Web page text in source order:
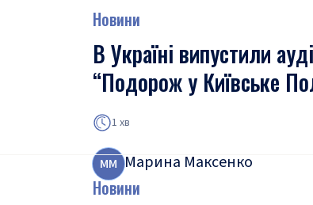
Новини
В Україні випустили
“Подорож у Київське
1 хв
ММ Марина Максенко
Новини